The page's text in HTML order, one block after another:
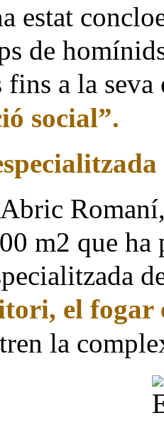
estat
de
fins a la
social”.
m2 que ha
el
la